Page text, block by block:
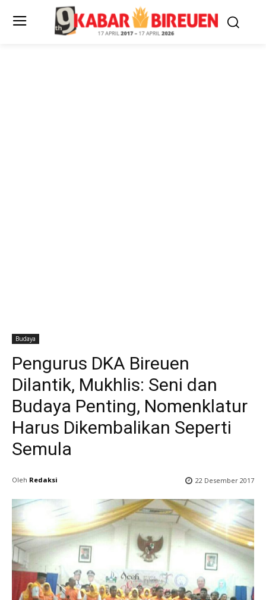
Budaya
Pengurus DKA Bireuen
Dilantik, Mukhlis: Seni dan
Budaya Penting, Nomenklatur
Harus Dikembalikan Seperti
Semula
Oleh Redaksi 22 Desember 2017